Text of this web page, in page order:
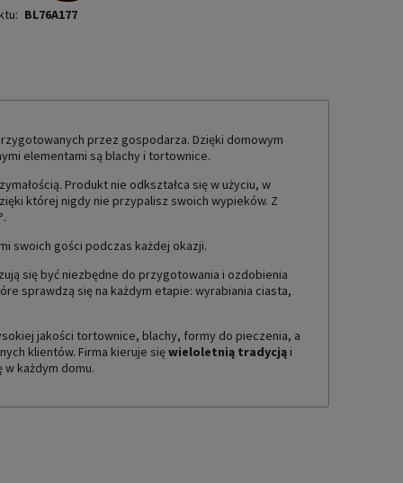
BL76A177
KOSZTÓWprzez gospodarza. Dzięki domowym
elementami są blachy i tortownice.
Produkt nie odkształca się w użyciu, w
której nigdy nie przypalisz swoich wypieków. Z
°.
swoich gości podczas każdej okazji.
się być niezbędne do przygotowania i ozdobienia
sprawdzą się na każdym etapie: wyrabiania ciasta,
jakości tortownice, blachy, formy do pieczenia, a
klientów. Firma kieruje sięwieloletnią tradycją i
każdym domu.